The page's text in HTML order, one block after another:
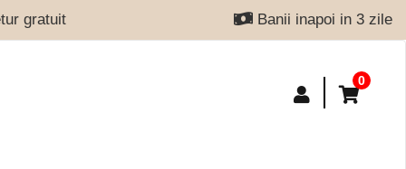
gratuit Banii inapoi in 3 zile
0